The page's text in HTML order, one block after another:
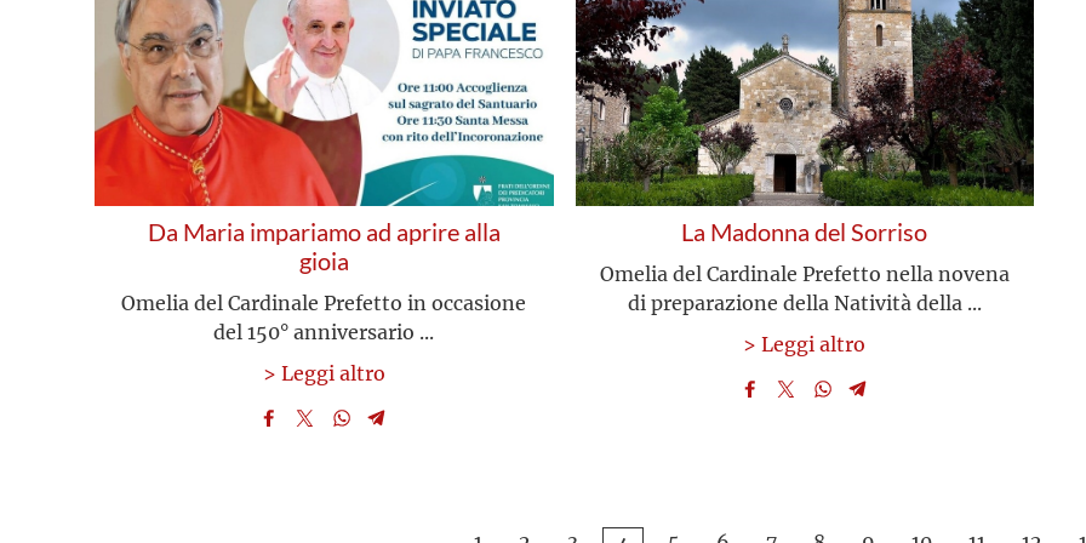
Da Maria impariamo ad aprire alla
gioia
Omelia del Cardinale Prefetto in occasione
del 150° anniversario ...
> Leggi altro
La Madonna del Sorriso
Omelia del Cardinale Prefetto nella novena
di preparazione della Natività della ...
> Leggi altro